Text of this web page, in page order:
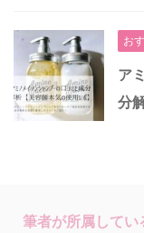
お
ア
分
筆者が所属してい